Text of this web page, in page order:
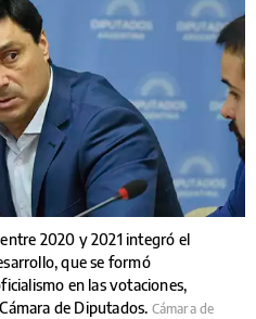
2020 y 2021 integró el
que se formó
en las votaciones,
de Diputados. Cámara de